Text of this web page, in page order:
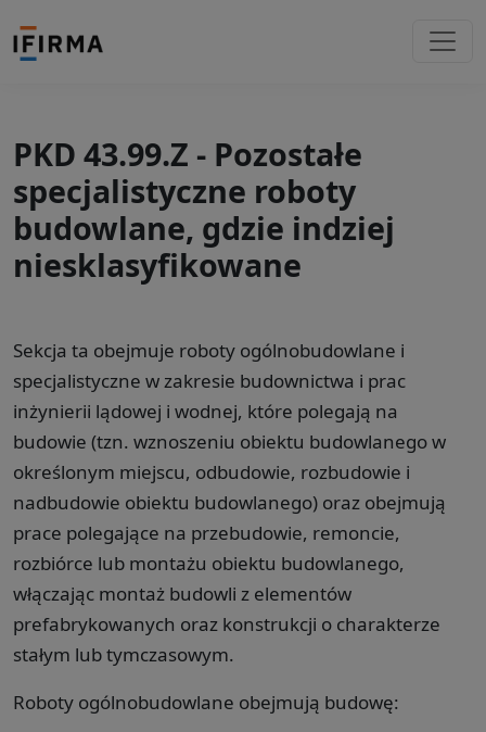
PKD 43.99.Z - Pozostałe
specjalistyczne roboty
budowlane, gdzie indziej
niesklasyfikowane
Sekcja ta obejmuje roboty ogólnobudowlane i
specjalistyczne w zakresie budownictwa i prac
inżynierii lądowej i wodnej, które polegają na
budowie (tzn. wznoszeniu obiektu budowlanego w
określonym miejscu, odbudowie, rozbudowie i
nadbudowie obiektu budowlanego) oraz obejmują
prace polegające na przebudowie, remoncie,
rozbiórce lub montażu obiektu budowlanego,
włączając montaż budowli z elementów
prefabrykowanych oraz konstrukcji o charakterze
stałym lub tymczasowym.
Roboty ogólnobudowlane obejmują budowę: